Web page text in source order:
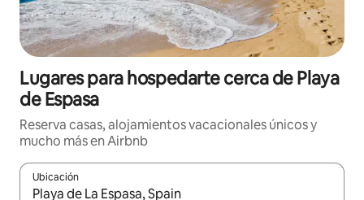
Lugares para hospedarte cerca de Playa
de Espasa
Reserva casas, alojamientos vacacionales únicos y
mucho más en Airbnb
Ubicación
Cuando los resultados estén disponibles, podrás navegar